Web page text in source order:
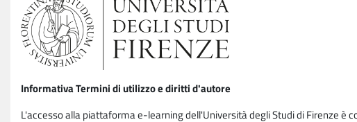
Informativa Termini di utilizzo e diritti d'autore
L'accesso alla piattaforma e-learning dell'Università degli Studi di Firenze